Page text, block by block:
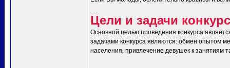
Цели и задачи
Основной целью проведения конкурса
задачами конкурса являются: обмен опытом
населения, привлечение девушек к занятиям